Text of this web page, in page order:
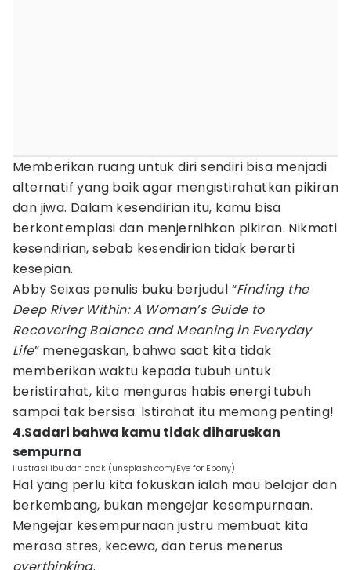
Memberikan ruang untuk diri sendiri bisa menjadi
alternatif yang baik agar mengistirahatkan pikiran
dan jiwa. Dalam kesendirian itu, kamu bisa
berkontemplasi dan menjernihkan pikiran. Nikmati
kesendirian, sebab kesendirian tidak berarti
kesepian.
Abby Seixas penulis buku berjudul “Finding the
Deep River Within: A Woman’s Guide to
Recovering Balance and Meaning in Everyday
Life” menegaskan, bahwa saat kita tidak
memberikan waktu kepada tubuh untuk
beristirahat, kita menguras habis energi tubuh
sampai tak bersisa. Istirahat itu memang penting!
4.Sadari bahwa kamu tidak diharuskan
sempurna
ilustrasi ibu dan anak (unsplash.com/Eye for Ebony)
Hal yang perlu kita fokuskan ialah mau belajar dan
berkembang, bukan mengejar kesempurnaan.
Mengejar kesempurnaan justru membuat kita
merasa stres, kecewa, dan terus menerus